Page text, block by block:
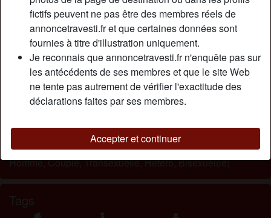
fictifs peuvent ne pas être des membres réels de
annoncetravesti.fr et que certaines données sont
fournies à titre d'illustration uniquement.
Je reconnais que annoncetravesti.fr n'enquête pas sur
les antécédents de ses membres et que le site Web
ne tente pas autrement de vérifier l'exactitude des
déclarations faites par ses membres.
Accepter et continuer
Description
Comme tu peux voir sur mes photos, je suis à l’aise avec
mon corps et ma sexualité, malgré que je sois différente.
Le cuir et le latex m’allume beaucoup, les mots vulgaires,
les jeux de rôle… J’ai un sexe assez long et large qui n’est
pas fait pour les débutants, je procurer un maximum de
sensation a qui saura être assez résistant pour se le
Cherche
Homme, Couple, Transexuelle, Hétéro, Bisexuel(le)